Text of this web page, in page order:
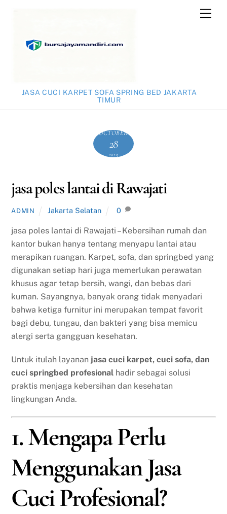
JASA CUCI KARPET SOFA SPRING BED JAKARTA
TIMUR
OCTOBER
28
2025
jasa poles lantai di Rawajati
ADMIN Jakarta Selatan 0
jasa poles lantai di Rawajati – Kebersihan rumah dan
kantor bukan hanya tentang menyapu lantai atau
merapikan ruangan. Karpet, sofa, dan springbed yang
digunakan setiap hari juga memerlukan perawatan
khusus agar tetap bersih, wangi, dan bebas dari
kuman. Sayangnya, banyak orang tidak menyadari
bahwa ketiga furnitur ini merupakan tempat favorit
bagi debu, tungau, dan bakteri yang bisa memicu
alergi serta gangguan kesehatan.
Untuk itulah layanan jasa cuci karpet, cuci sofa, dan
cuci springbed profesional hadir sebagai solusi
praktis menjaga kebersihan dan kesehatan
lingkungan Anda.
1. Mengapa Perlu
Menggunakan Jasa
Cuci Profesional?